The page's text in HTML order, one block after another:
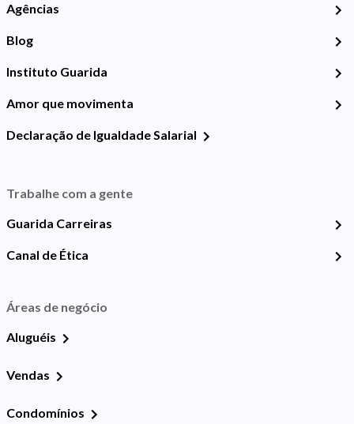
Agências
Blog
Instituto Guarida
Amor que movimenta
Declaração de Igualdade Salarial
Trabalhe com a gente
Guarida Carreiras
Canal de Ética
Áreas de negócio
Aluguéis
Vendas
Condomínios